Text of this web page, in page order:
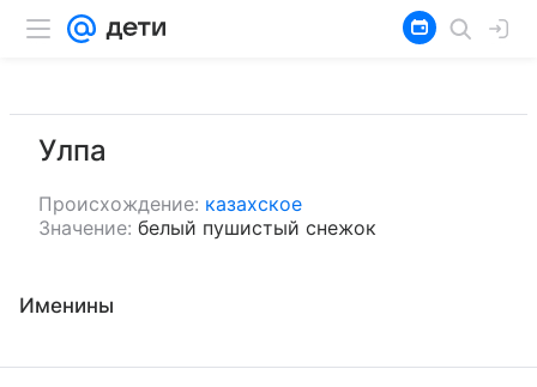
Улпа
Происхождение: казахское
Значение: белый пушистый снежок
Именины